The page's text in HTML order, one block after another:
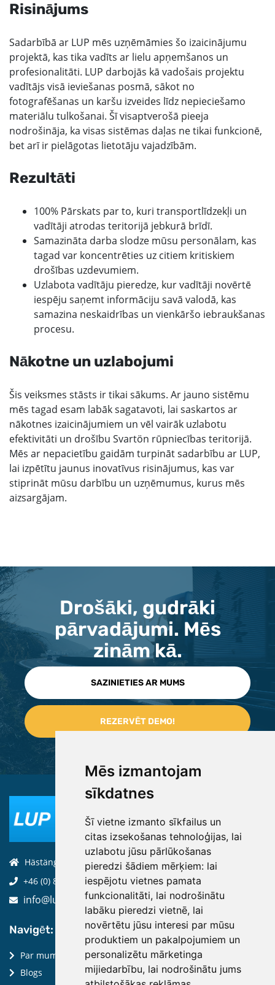
Mēs izmantojam
sīkdatnes
Šī vietne izmanto sīkfailus un
citas izsekošanas tehnoloģijas, lai
uzlabotu jūsu pārlūkošanas
pieredzi šādiem mērķiem: lai
iespējotu vietnes pamata
funkcionalitāti, lai nodrošinātu
labāku pieredzi vietnē, lai
novērtētu jūsu interesi par mūsu
produktiem un pakalpojumiem un
personalizētu mārketinga
mijiedarbību, lai nodrošinātu jums
Risinājums
Sadarbībā ar LUP mēs uzņēmāmies šo izaicinājumu
projektā, kas tika vadīts ar lielu apņemšanos un
profesionalitāti. LUP darbojās kā vadošais projektu
vadītājs visā ieviešanas posmā, sākot no
fotografēšanas un karšu izveides līdz nepieciešamo
materiālu tulkošanai. Šī visaptverošā pieeja
nodrošināja, ka visas sistēmas daļas ne tikai funkcionē,
bet arī ir pielāgotas lietotāju vajadzībām.
Rezultāti
100% Pārskats par to, kuri transportlīdzekļi un
vadītāji atrodas teritorijā jebkurā brīdī.
Samazināta darba slodze mūsu personālam, kas
tagad var koncentrēties uz citiem kritiskiem
drošības uzdevumiem.
Uzlabota vadītāju pieredze, kur vadītāji novērtē
iespēju saņemt informāciju savā valodā, kas
samazina neskaidrības un vienkāršo iebraukšanas
procesu.
Nākotne un uzlabojumi
Šis veiksmes stāsts ir tikai sākums. Ar jauno sistēmu
mēs tagad esam labāk sagatavoti, lai saskartos ar
nākotnes izaicinājumiem un vēl vairāk uzlabotu
efektivitāti un drošību Svartön rūpniecības teritorijā.
Mēs ar nepacietību gaidām turpināt sadarbību ar LUP,
lai izpētītu jaunus inovatīvus risinājumus, kas var
stiprināt mūsu darbību un uzņēmumus, kurus mēs
aizsargājam.
Drošāki, gudrāki
pārvadājumi. Mēs
zinām kā.
SAZINIETIES AR MUMS
Hästängsuddsvägen 19, 184 94, Åkersberga
+46 (0) 8-970 970
info@luptechnologies.com
Navigēt:
Par mums
Blogs